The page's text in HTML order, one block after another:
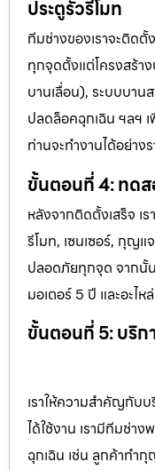
ประตูรั้วรีโมท
ทีมช่างของเราจะติด
ทุกจุดตั้งแต่โครงสร้า
บานเลื่อน), ระบบบาน
ปลดล็อคฉุกเฉิน ฯลฯ
ท่านจะทำงานได้อย่าง
ขั้นตอนที่ 4: ทดส
หลังจากติดตั้งเสร็จ เ
รีโมท, เซนเซอร์, กุญ
ปลอดภัยทุกจุด จากนั้
มอเตอร์ 5 ปี และอะไห
ขั้นตอนที่ 5: บริก
เราให้ความสำคัญกับ
ได้ใช้งาน เรามีทีมช่า
ฉุกเฉิน เช่น ลูกค้าทำ